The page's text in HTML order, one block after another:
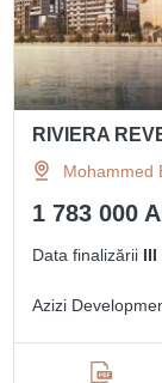
RIVIERA
Mohammed
1 783 000
Data finalizării
Azizi